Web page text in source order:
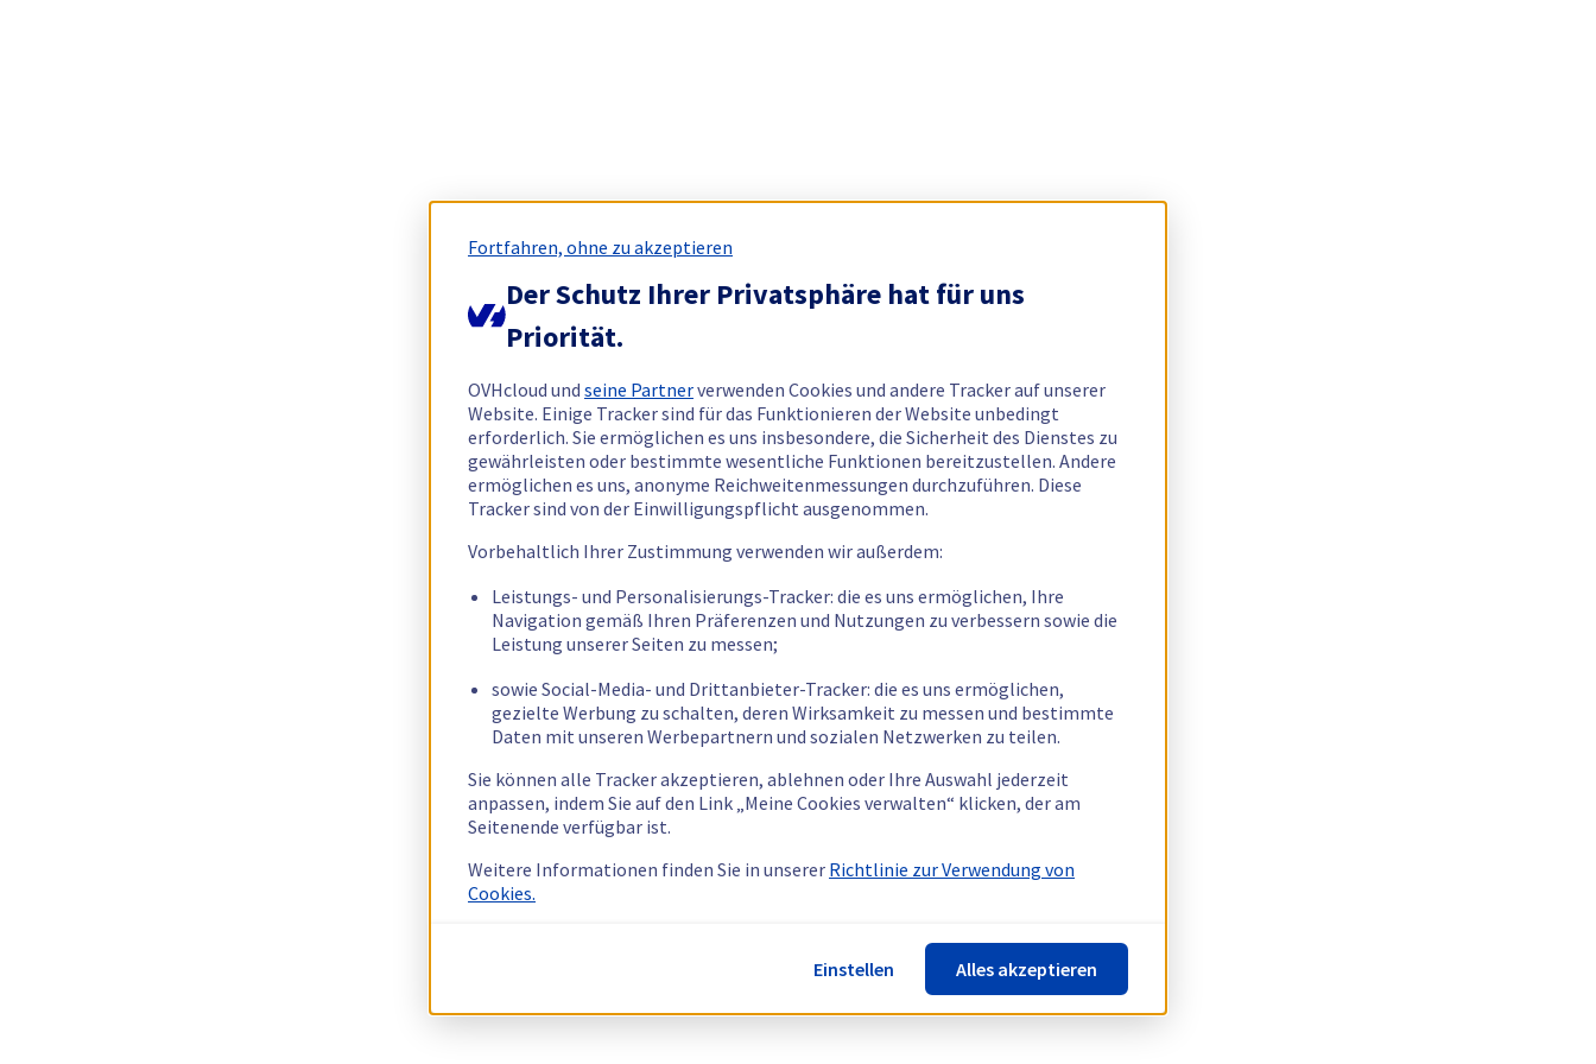
Fortfahren, ohne zu akzeptieren
Der Schutz Ihrer Privatsphäre hat für uns
Priorität.
OVHcloud und seine Partnerverwenden Cookies und andere Tracker auf unserer
Website. Einige Tracker sind für das Funktionieren der Website unbedingt
erforderlich. Sie ermöglichen es uns insbesondere, die Sicherheit des Dienstes zu
gewährleisten oder bestimmte wesentliche Funktionen bereitzustellen. Andere
ermöglichen es uns, anonyme Reichweitenmessungen durchzuführen. Diese
Tracker sind von der Einwilligungspflicht ausgenommen.
Vorbehaltlich Ihrer Zustimmung verwenden wir außerdem:
Leistungs- und Personalisierungs-Tracker: die es uns ermöglichen, Ihre
Navigation gemäß Ihren Präferenzen und Nutzungen zu verbessern sowie die
Leistung unserer Seiten zu messen;
sowie Social-Media- und Drittanbieter-Tracker: die es uns ermöglichen,
gezielte Werbung zu schalten, deren Wirksamkeit zu messen und bestimmte
Daten mit unseren Werbepartnern und sozialen Netzwerken zu teilen.
Sie können alle Tracker akzeptieren, ablehnen oder Ihre Auswahl jederzeit
anpassen, indem Sie auf den Link „Meine Cookies verwalten“ klicken, der am
Seitenende verfügbar ist.
Weitere Informationen finden Sie in unserer Richtlinie zur Verwendung von
Cookies.
Einstellen Alles akzeptieren